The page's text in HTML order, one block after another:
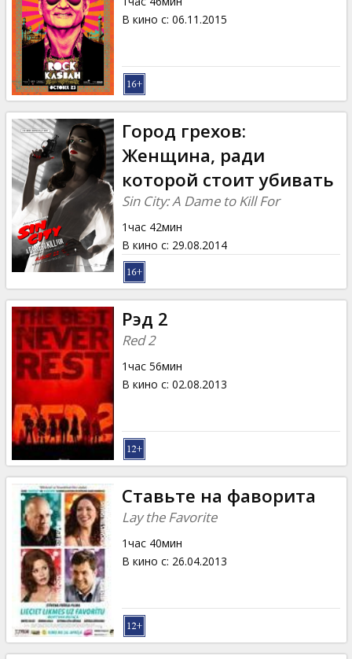
В кино с: 06.11.2015
Город грехов:
Женщина, ради
которой стоит убивать
Sin City: A Dame to Kill For
1час 42мин
В кино с: 29.08.2014
Рэд 2
Red 2
1час 56мин
В кино с: 02.08.2013
Ставьте на фаворита
Lay the Favorite
1час 40мин
В кино с: 26.04.2013